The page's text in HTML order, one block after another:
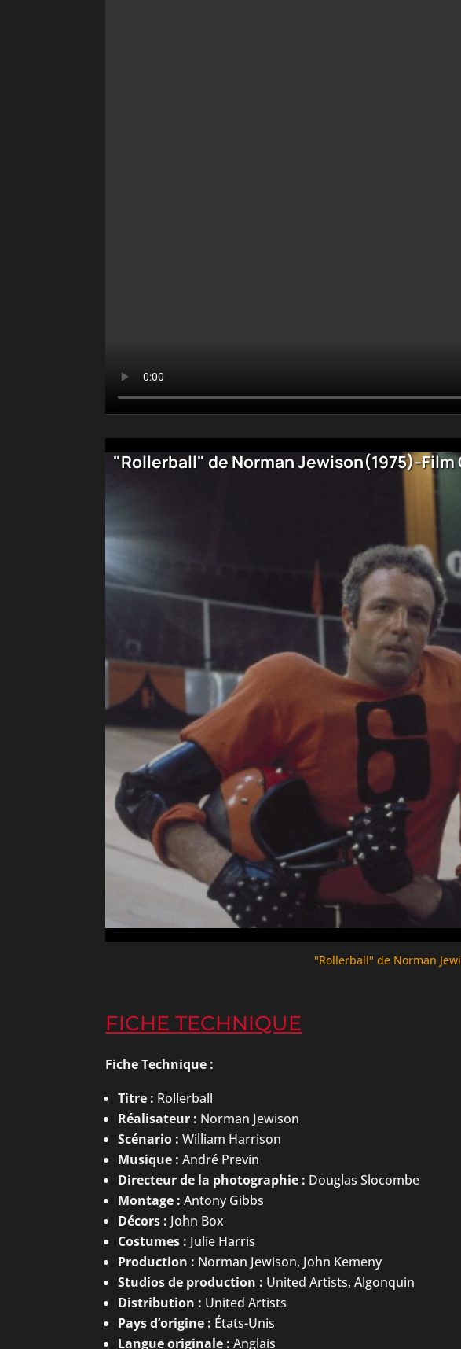
"Rollerball" de Norman
FICHE TECHNIQUE
Fiche Technique :
Titre : Rollerball
Réalisateur : Norman Jewison
Scénario : William Harrison
Musique : André Previn
Directeur de la photographie : Douglas Slocombe
Montage : Antony Gibbs
Décors : John Box
Costumes : Julie Harris
Production : Norman Jewison, John Kemeny
Studios de production : United Artists, Algonquin
Distribution : United Artists
Pays d’origine : États-Unis
Langue originale : Anglais